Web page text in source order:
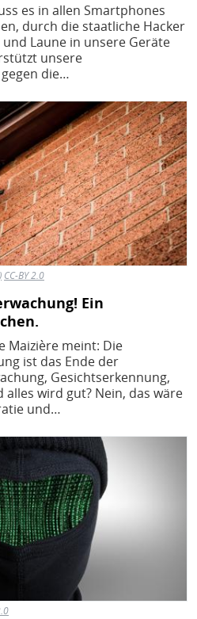
es in allen Smartphones
durch die staatliche Hacker
Laune in unsere Geräte
unsere
die…
CC-BY 2.0
Ein
Maizière meint: Die
ist das Ende der
Gesichtserkennung,
wird gut? Nein, das wäre
und…